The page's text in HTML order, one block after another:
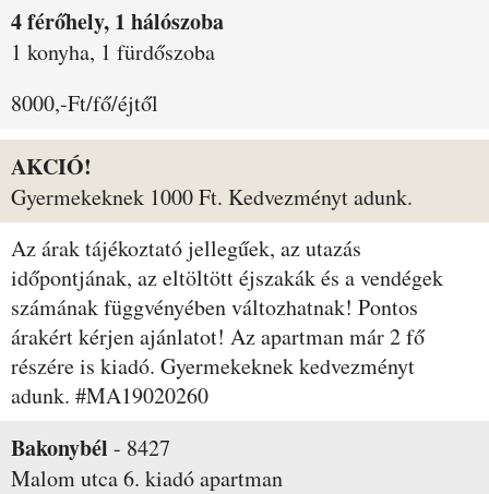
4 férőhely, 1 hálószoba
1 konyha, 1 fürdőszoba
8000,-Ft/fő/éjtől
AKCIÓ!
Gyermekeknek 1000 Ft. Kedvezményt adunk.
Az árak tájékoztató jellegűek, az utazás
időpontjának, az eltöltött éjszakák és a vendégek
számának függvényében változhatnak! Pontos
árakért kérjen ajánlatot! Az apartman már 2 fő
részére is kiadó. Gyermekeknek kedvezményt
adunk. #MA19020260
Bakonybél - 8427
Malom utca 6. kiadó apartman